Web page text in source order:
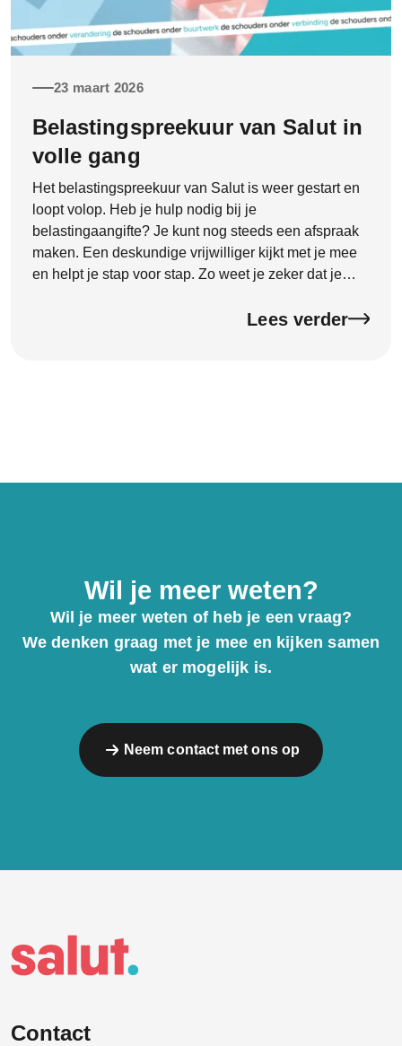
23 maart 2026
Belastingspreekuur van Salut in
volle gang
Het belastingspreekuur van Salut is weer gestart en
loopt volop. Heb je hulp nodig bij je
belastingaangifte? Je kunt nog steeds een afspraak
maken. Een deskundige vrijwilliger kijkt met je mee
en helpt je stap voor stap. Zo weet je zeker dat je
Lees verder
Wil je meer weten?
Wil je meer weten of heb je een vraag?
We denken graag met je mee en kijken samen
wat er mogelijk is.
Neem contact met ons op
Contact